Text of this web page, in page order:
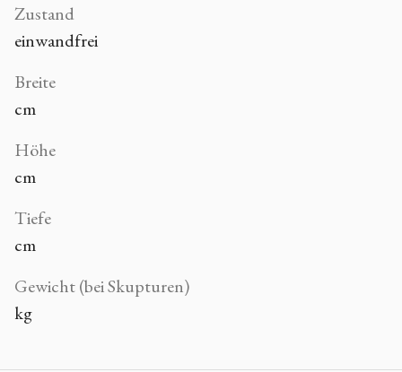
Zustand
einwandfrei
Breite
cm
Höhe
cm
Tiefe
cm
Gewicht (bei Skupturen)
kg